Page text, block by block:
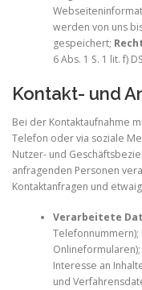
werden von uns
gespeichert;
6 Abs. 1 S. 1 lit. f)
Kontakt- und
Bei der Kontaktaufnahme
Telefon oder via soziale
Nutzer- und
anfragenden Personen
Kontaktanfragen und
Verarbeitete
Telefonnummern);
Interesse an
und